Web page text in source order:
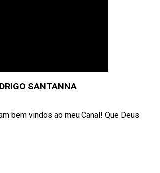
SANTANNA
bem vindos ao meu Canal! Que Deus